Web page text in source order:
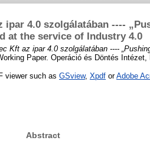
ipar 4.0 szolgálatában ----
at the service of Industry 4.0
Kft az ipar 4.0 szolgálatában ----
Paper. Operáció és Döntés Intézet,
viewer such as GSview, Xpdf orAdobe
Abstract